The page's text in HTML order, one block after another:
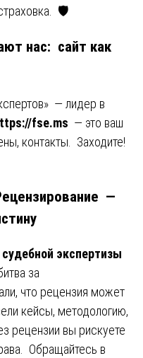
🛡️
нас: сайт как
— лидер в
fse.ms — это ваш
контакты. Заходите!
—
экспертизы
за
что рецензия может
кейсы, методологию,
рецензии вы рискуете
Обращайтесь в